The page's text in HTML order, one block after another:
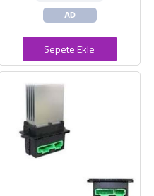
AD
Sepete Ekle